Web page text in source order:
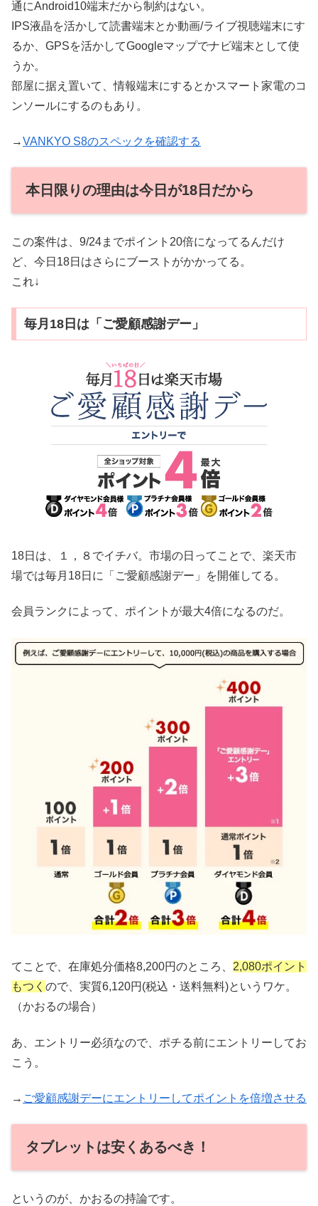
通にAndroid10端末だから制約はない。
IPS液晶を活かして読書端末とか動画/ライブ視聴端末にす
るか、GPSを活かしてGoogleマップでナビ端末として使
うか。
部屋に据え置いて、情報端末にするとかスマート家電のコ
ンソールにするのもあり。
→VANKYO S8のスペックを確認する
本日限りの理由は今日が18日だから
この案件は、9/24までポイント20倍になってるんだけ
ど、今日18日はさらにブーストがかかってる。
これ↓
毎月18日は「ご愛顧感謝デー」
18日は、１，８でイチバ。市場の日ってことで、楽天市
場では毎月18日に「ご愛顧感謝デー」を開催してる。
会員ランクによって、ポイントが最大4倍になるのだ。
てことで、在庫処分価格8,200円のところ、 2,080ポイント
もつく ので、実質6,120円(税込・送料無料)というワケ。
（かおるの場合）
あ、エントリー必須なので、ポチる前にエントリーしてお
こう。
→ ご愛顧感謝デーにエントリーしてポイントを倍増させる
タブレットは安くあるべき！
というのが、かおるの持論です。